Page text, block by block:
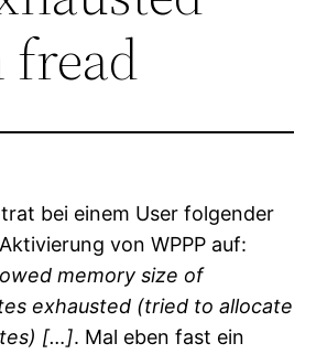
bei einem User folgender
von WPPP auf:
memory size of
exhausted (tried to allocate
[…]. Mal eben fast ein